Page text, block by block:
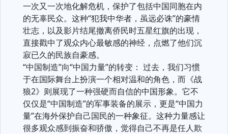
一次又一次地化解危机，保护了包括中国同胞在内
的无辜民众。这种“犯我中华者，虽远必诛”的豪情
壮志，以及影片结尾撤离侨民时五星红旗的出现，
直接戳中了观众内心最敏感的神经，点燃了他们沉
寂已久的民族自豪感。
“中国制造”向“中国力量”的转变： 过去，我们习惯
于在国际舞台上扮演一个相对温和的角色，而《战
狼2》则展现了一种强硬而自信的中国形象。它不
仅仅是“中国制造”的军事装备的展示，更是“中国力
量”在海外保护自己国民的一种象征。这种力量感让
很多观众感到振奋和骄傲，觉得自己不再是任人欺